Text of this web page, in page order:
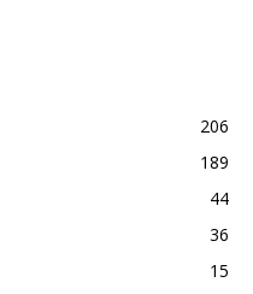
206
189
44
36
15